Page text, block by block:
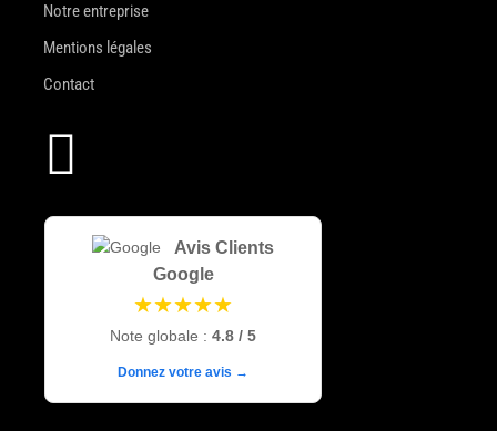
Notre entreprise
Mentions légales
Contact

Avis Clients
Google
★★★★★
Note globale : 4.8 / 5
Donnez votre avis →